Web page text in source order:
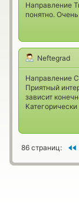
Направление
понятно.
Neftegrad
Направление
Приятный
зависит
86 страниц: